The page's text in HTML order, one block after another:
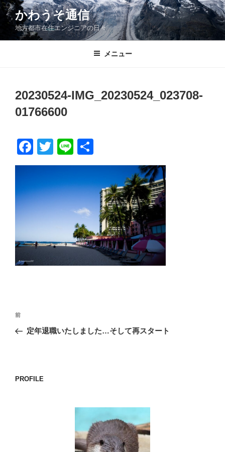
コ
ン
ン
かわうそ通信
地方都市在住エンジニアの日々
メニュー
20230524-IMG_20230524_023708-
01766600
F
a
e
b
o
o
k
T
wi
tt
er
Li
n
有
投
ナ
ー
前
の
前
定年退職いたしました…そして再スタート
PROFILE